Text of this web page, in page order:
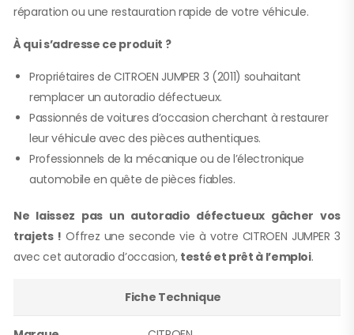
réparation ou une restauration rapide de votre véhicule.
À qui s’adresse ce produit ?
Propriétaires de CITROEN JUMPER 3 (2011) souhaitant
remplacer un autoradio défectueux.
Passionnés de voitures d’occasion cherchant à restaurer
leur véhicule avec des pièces authentiques.
Professionnels de la mécanique ou de l’électronique
automobile en quête de pièces fiables.
Ne laissez pas un autoradio défectueux gâcher vos
trajets ! Offrez une seconde vie à votre CITROEN JUMPER 3
avec cet autoradio d’occasion, testé et prêt à l’emploi.
Fiche Technique